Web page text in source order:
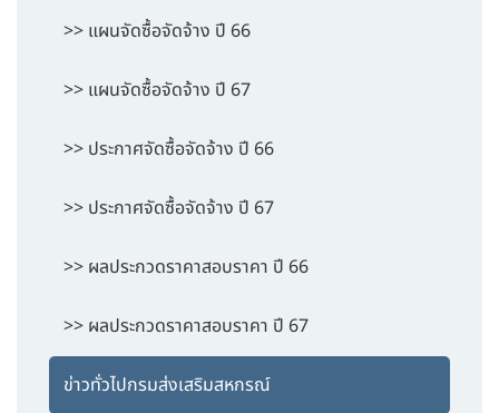
>> แผนจัดซื้อจัดจ้าง ปี 66
>> แผนจัดซื้อจัดจ้าง ปี 67
>> ประกาศจัดซื้อจัดจ้าง ปี 66
>> ประกาศจัดซื้อจัดจ้าง ปี 67
>> ผลประกวดราคาสอบราคา ปี 66
>> ผลประกวดราคาสอบราคา ปี 67
ข่าวทั่วไปกรมส่งเสริมสหกรณ์